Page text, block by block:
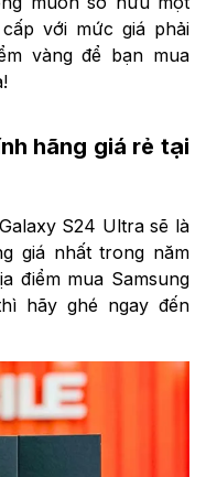
với mức giá phải
vàng để bạn mua
hãng giá rẻ tại
S24 Ultra sẽ là
giá nhất trong năm
điểm mua Samsung
hãy ghé ngay đến